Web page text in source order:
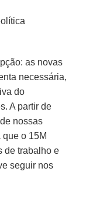
as novas
necessária,
do
A partir de
nossas
o 15M
de trabalho e
seguir nos